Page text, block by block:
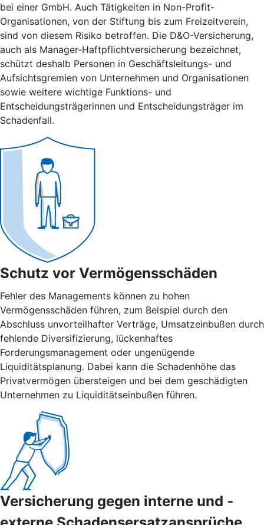
bei einer GmbH. Auch Tätigkeiten in Non-Profit-
Organisationen, von der Stiftung bis zum Freizeitverein,
sind von diesem Risiko betroffen. Die D&O-Versicherung,
auch als Manager-Haftpflichtversicherung bezeichnet,
schützt deshalb Personen in Geschäftsleitungs- und
Aufsichtsgremien von Unternehmen und Organisationen
sowie weitere wichtige Funktions- und
Entscheidungsträgerinnen und Entscheidungsträger im
Schadenfall.
Schutz vor Vermögensschäden
Fehler des Managements können zu hohen
Vermögensschäden führen, zum Beispiel durch den
Abschluss unvorteilhafter Verträge, Umsatzeinbußen durch
fehlende Diversifizierung, lückenhaftes
Forderungsmanagement oder ungenügende
Liquiditätsplanung. Dabei kann die Schadenhöhe das
Privatvermögen übersteigen und bei dem geschädigten
Unternehmen zu Liquiditätseinbußen führen.
Versicherung gegen interne und ­